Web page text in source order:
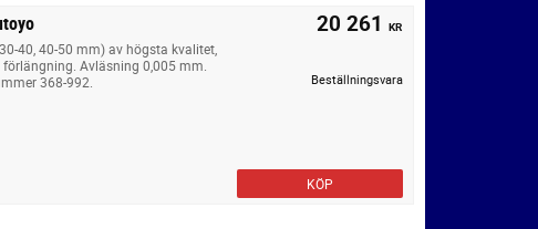
40, 40-50 mm) av högsta kvalitet,
Avläsning 0,005 mm.
368-992.
20 261 KR
Beställningsvara
KÖP